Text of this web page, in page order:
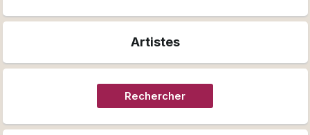
Artistes
Rechercher